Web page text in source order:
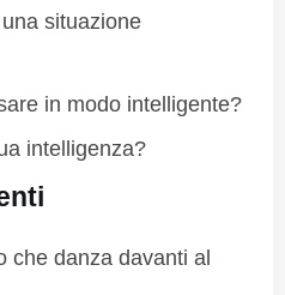
situazione
in modo intelligente?
intelligenza?
che danza davanti al